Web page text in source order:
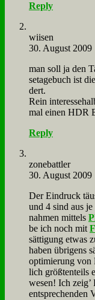
Reply
wiisen
30. August 2009
man soll ja den
se­ta­ge­buch ist
dert.
Rein
mal ei­nen HDR
Reply
zone­batt­ler
30. August 2009
Der Ein­druck
und 4 sind aus
nah­men mit­tels
be ich noch mit
sät­ti­gung et­was
ha­ben üb­ri­gens
op­ti­mie­rung von
lich größ­ten­teils
we­sen! Ich
ent­spre­chen­den